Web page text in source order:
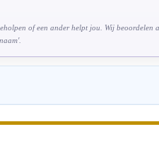
of een ander helpt jou. Wij beoordelen